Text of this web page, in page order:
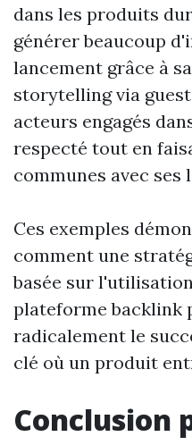
dans les produits
générer beaucoup
lancement grâce à
storytelling via
acteurs engagés
respecté tout en
communes avec ses
Ces exemples
comment une
basée sur
plateforme backlink
radicalement le
clé où un produit
Conclusion